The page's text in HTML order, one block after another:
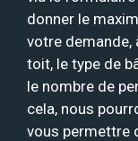
donner le
votre demande,
toit, le type de
le nombre de
cela, nous
vous permettre